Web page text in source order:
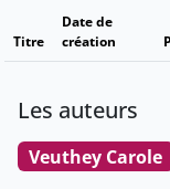
Titre
Date de
création
Les auteurs
Veuthey Carole